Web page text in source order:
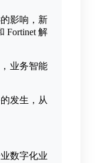
影响，新
Fortinet 解
业务智能
发⽣，从
数字化业